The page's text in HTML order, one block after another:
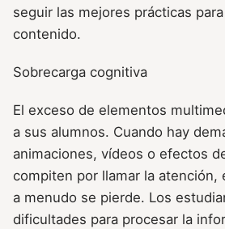
seguir las mejores prácticas
contenido.
Sobrecarga cognitiva
El exceso de elementos
a sus alumnos. Cuando hay
animaciones, vídeos o efectos
compiten por llamar la atención,
a menudo se pierde. Los
dificultades para procesar la